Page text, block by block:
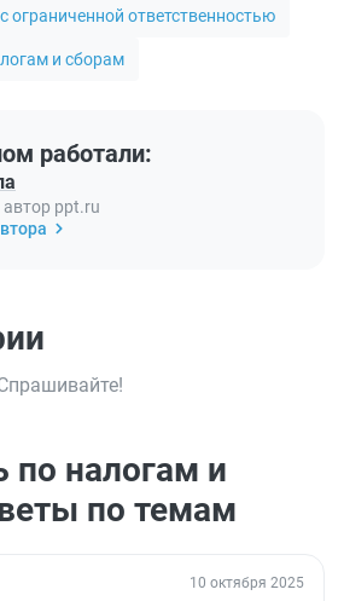
ответственностью
и сборам
работали:
ppt.ru
по налогам и
по темам
10 октября 2025